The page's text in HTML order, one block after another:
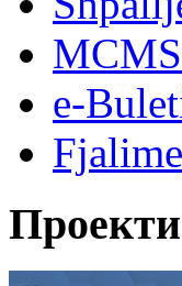
e-
Fjalime
Проекти